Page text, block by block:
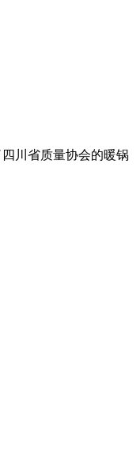
川省质量协会的暖锅